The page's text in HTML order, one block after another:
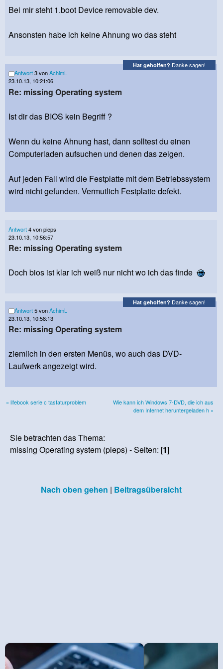
Bei mir steht 1.boot Device removable dev.
Ansonsten habe ich keine Ahnung wo das steht
Hat geholfen? Danke sagen!
Antwort3 vonAchimL
23.10.13, 10:21:06
Re: missing Operating system
Ist dir das BIOS kein Begriff ?
Wenn du keine Ahnung hast, dann solltest du einen
Computerladen aufsuchen und denen das zeigen.
Auf jeden Fall wird die Festplatte mit dem Betriebssystem
wird nicht gefunden. Vermutlich Festplatte defekt.
Antwort4 von pieps
23.10.13, 10:56:57
Re: missing Operating system
Doch bios ist klar ich weiß nur nicht wo ich das finde
Hat geholfen? Danke sagen!
Antwort5 vonAchimL
23.10.13, 10:58:13
Re: missing Operating system
ziemlich in den ersten Menüs, wo auch das DVD-
Laufwerk angezeigt wird.
« lifebook serie c tastaturproblem
Wie kann ich Windows 7-DVD, die ich aus
dem Internet heruntergeladen h »
Sie betrachten das Thema:
missing Operating system (pieps) - Seiten: [1]
Nach oben gehen | Beitragsübersicht